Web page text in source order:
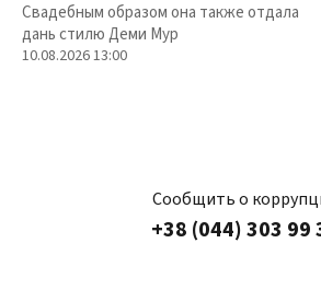
Свадебным образом она также отдала
дань стилю Деми Мур
10.08.2026 13:00
Сообщить о
+38 (044) 303 99